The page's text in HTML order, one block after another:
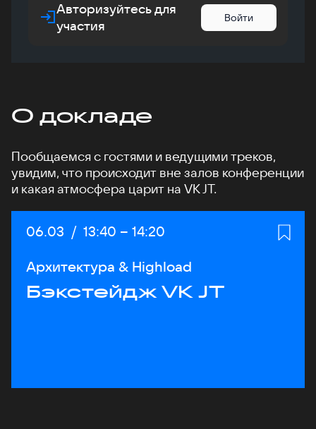
Авторизуйтесь для
участия
Войти
О докладе
Пообщаемся с гостями и ведущими треков,
увидим, что происходит вне залов конференции
и какая атмосфера царит на VK JT.
Дата:
06.03 / Начало:
13:40 – Конец:
14:20
Архитектура & Highload
Бэкстейдж VK JT